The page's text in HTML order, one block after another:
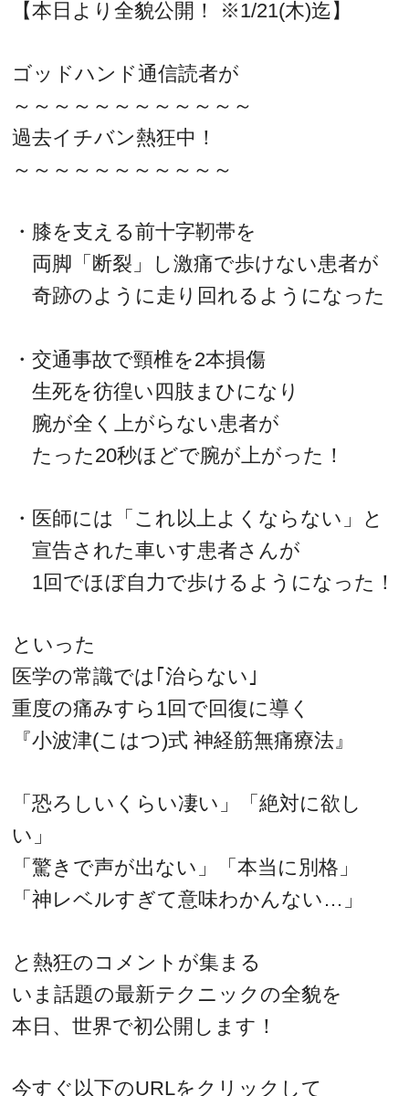
【本日より全貌公開！ ※1/21(木)迄】
ゴッドハンド通信読者が
～～～～～～～～～～～～
過去イチバン熱狂中！
～～～～～～～～～～～
・膝を支える前十字靭帯を
両脚「断裂」し激痛で歩けない患者が
奇跡のように走り回れるようになった
・交通事故で頸椎を2本損傷
生死を彷徨い四肢まひになり
腕が全く上がらない患者が
たった20秒ほどで腕が上がった！
・医師には「これ以上よくならない」と
宣告された車いす患者さんが
1回でほぼ自力で歩けるようになった！
といった
医学の常識では｢治らない｣
重度の痛みすら1回で回復に導く
『小波津(こはつ)式 神経筋無痛療法』
「恐ろしいくらい凄い」「絶対に欲し
い」
「驚きで声が出ない」「本当に別格」
「神レベルすぎて意味わかんない…」
と熱狂のコメントが集まる
いま話題の最新テクニックの全貌を
本日、世界で初公開します！
今すぐ以下のURLをクリックして